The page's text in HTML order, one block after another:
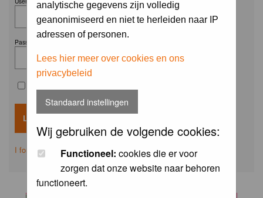
analytische gegevens zijn volledig
geanonimiseerd en niet te herleiden naar IP
adressen of personen.
Lees hier meer over cookies en ons
privacybeleid
Standaard instellingen
Wij gebruiken de volgende cookies:
Functioneel: cookies die er voor
zorgen dat onze website naar behoren
functioneert.
Password:
I forgot my password